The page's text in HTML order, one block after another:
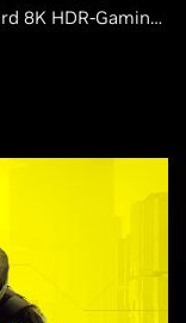
8K HDR-Gaming